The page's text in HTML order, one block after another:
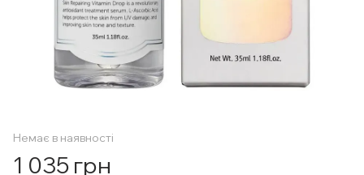
Немає в наявності
1 035 грн